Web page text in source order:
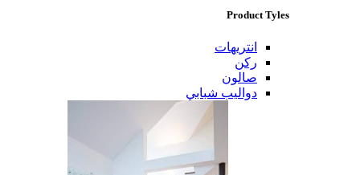
Product Tyles
انتريهات
ركن
صالون
دواليب شبابي